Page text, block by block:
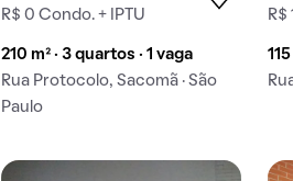
R$ 0 Condo. + IPTU
210 m² · 3 quartos · 1 vaga
Rua Protocolo, Sacomã · São
Paulo
R$